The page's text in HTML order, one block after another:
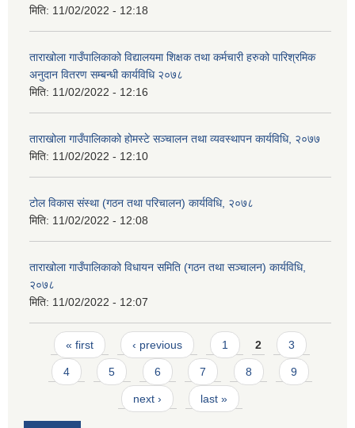
मिति: 11/02/2022 - 12:18
ताराखोला गाउँपालिकाको विद्यालयमा शिक्षक तथा कर्मचारी हरुको पारिश्रमिक
अनुदान वितरण सम्बन्धी कार्यविधि २०७८
मिति: 11/02/2022 - 12:16
ताराखोला गाउँपालिकाको होमस्टे सञ्चालन तथा व्यवस्थापन कार्यविधि, २०७७
मिति: 11/02/2022 - 12:10
टोल विकास संस्था (गठन तथा परिचालन) कार्यविधि, २०७८
मिति: 11/02/2022 - 12:08
ताराखोला गाउँपालिकाको विधायन समिति (गठन तथा सञ्चालन) कार्यविधि,
२०७८
मिति: 11/02/2022 - 12:07
Pages
« first ‹ previous 1 2 3
4 5 6 7 8 9
next › last »